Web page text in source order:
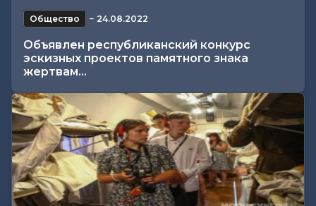
Общество − 24.08.2022
Объявлен республиканский конкурс
эскизных проектов памятного знака
жертвам...